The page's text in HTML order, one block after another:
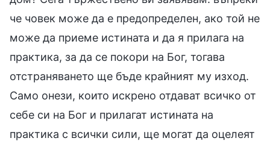
че човек може да е предопределен, ако той не
може да приеме истината и да я прилага на
практика, за да се покори на Бог, тогава
отстраняването ще бъде крайният му изход.
Само онези, които искрено отдават всичко от
себе си на Бог и прилагат истината на
практика с всички сили, ще могат да оцелеят